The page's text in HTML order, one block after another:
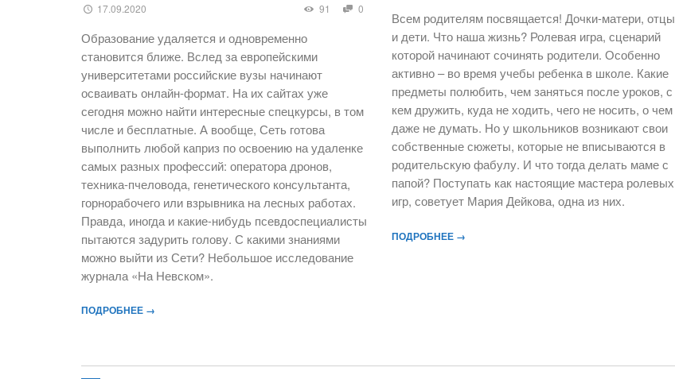
17.09.2020 91 0
Образование удаляется и одновременно
становится ближе. Вслед за европейскими
университетами российские вузы начинают
осваивать онлайн-формат. На их сайтах уже
сегодня можно найти интересные спецкурсы, в том
числе и бесплатные. А вообще, Сеть готова
выполнить любой каприз по освоению на удаленке
самых разных профессий: оператора дронов,
техника-пчеловода, генетического консультанта,
горнорабочего или взрывника на лесных работах.
Правда, иногда и какие-нибудь псевдоспециалисты
пытаются задурить голову. С какими знаниями
можно выйти из Сети? Небольшое исследование
журнала «На Невском».
ПОДРОБНЕЕ →
Всем родителям посвящается! Дочки-матери, отцы
и дети. Что наша жизнь? Ролевая игра, сценарий
которой начинают сочинять родители. Особенно
активно – во время учебы ребенка в школе. Какие
предметы полюбить, чем заняться после уроков, с
кем дружить, куда не ходить, чего не носить, о чем
даже не думать. Но у школьников возникают свои
собственные сюжеты, которые не вписываются в
родительскую фабулу. И что тогда делать маме с
папой? Поступать как настоящие мастера ролевых
игр, советует Мария Дейкова, одна из них.
ПОДРОБНЕЕ →